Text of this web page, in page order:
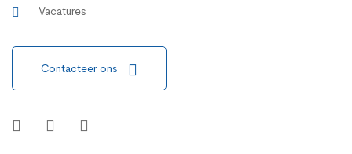
Vacatures
Contacteer ons